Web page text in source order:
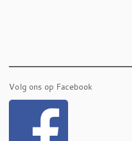
Volg ons op Facebook